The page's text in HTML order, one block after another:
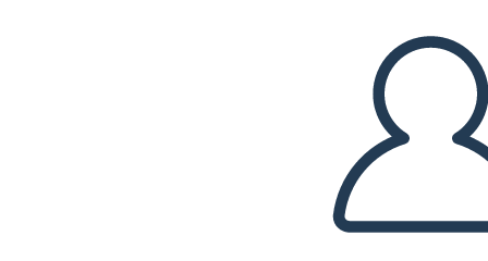
תבנית תרשים KWHL
העתק את לוח התכנון הזה